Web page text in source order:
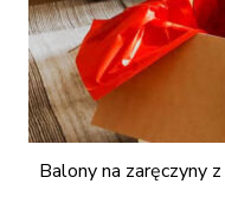
Balony na zaręczyny